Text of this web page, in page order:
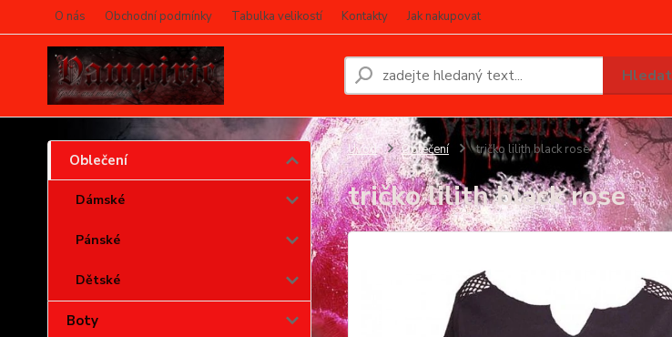
O nás Obchodní podmínky Tabulka velikostí Kontakty Jak nakupovat
Hledat
Oblečení
Dámské
Pánské
Dětské
Boty
Úvod Oblečení tričko lilith black rose
tričko lilith black rose